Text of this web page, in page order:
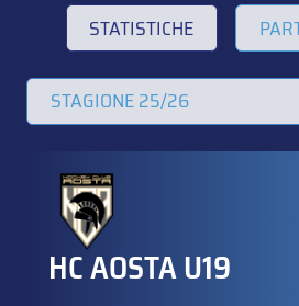
STATISTICHE
HC AOSTA U19